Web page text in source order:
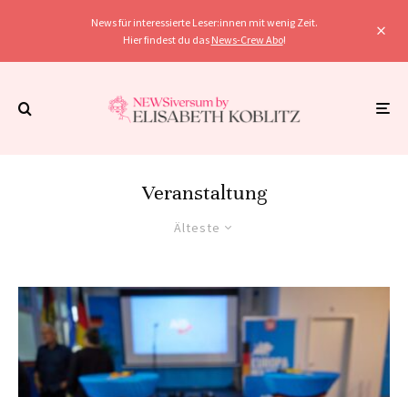
News für interessierte Leser:innen mit wenig Zeit.
Hier findest du das News-Crew Abo!
Veranstaltung
Älteste